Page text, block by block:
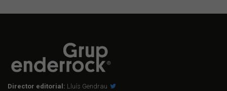
Director editorial: Lluís Gendrau